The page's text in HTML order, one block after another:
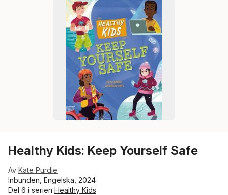
Healthy Kids: Keep Yourself Safe
Av Kate Purdie
Inbunden, Engelska, 2024
Del 6 i serien Healthy Kids